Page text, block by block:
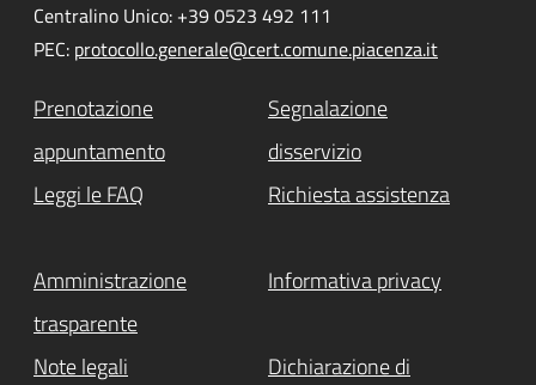
Centralino Unico: +39 0523 492 111
PEC: protocollo.generale@cert.comune.piacenza.it
Prenotazione
appuntamento
Segnalazione
disservizio
Leggi le FAQ
Richiesta assistenza
Amministrazione
trasparente
Informativa privacy
Note legali
Dichiarazione di